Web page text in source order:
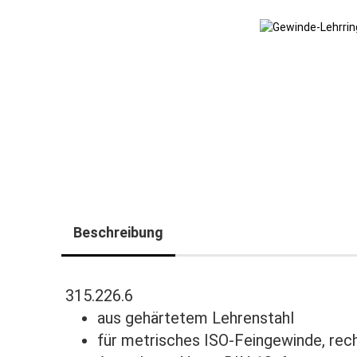
Beschreibung
315.226.6
aus gehärtetem Lehrenstahl
für metrisches ISO-Feingewinde,